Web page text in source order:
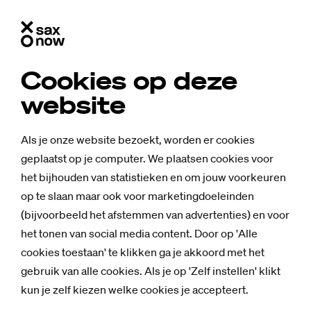
Cookies op deze
website
Als je onze website bezoekt, worden er cookies
geplaatst op je computer. We plaatsen cookies voor
het bijhouden van statistieken en om jouw voorkeuren
op te slaan maar ook voor marketingdoeleinden
(bijvoorbeeld het afstemmen van advertenties) en voor
het tonen van social media content. Door op 'Alle
cookies toestaan' te klikken ga je akkoord met het
gebruik van alle cookies. Als je op 'Zelf instellen' klikt
kun je zelf kiezen welke cookies je accepteert.